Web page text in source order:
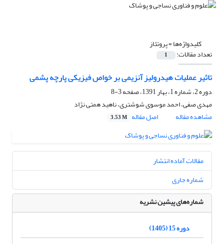
کلیدواژه‌ها =پروتئاز
تعداد مقالات: 1
تاثیر عملیات هیدرولیز آنزیمی بر خواص فیزیکی پارچه پشمی
دوره 2، شماره 1، بهار 1391، صفحه
3-8
مهدی صفی، احمد موسوی شوشتری، ناهید همتی نژاد
مشاهده مقاله
اصل مقاله 3.53 M
مقالات آماده انتشار
شماره جاری
شماره‌های پیشین نشریه
دوره 15 (1405)